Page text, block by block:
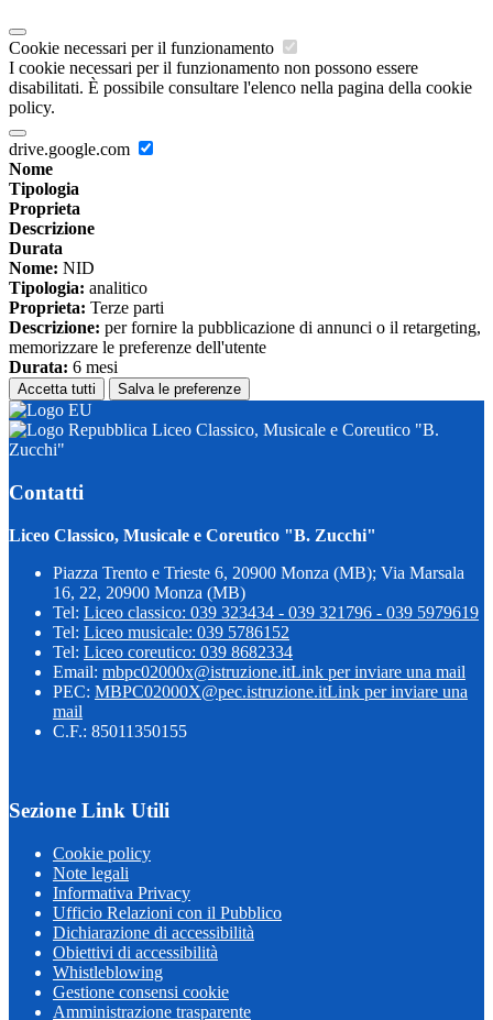
Cookie necessari per il funzionamento
I cookie necessari per il funzionamento non possono essere
disabilitati. È possibile consultare l'elenco nella pagina della cookie
policy.
drive.google.com
Nome
Tipologia
Proprieta
Descrizione
Durata
Nome: NID
Tipologia: analitico
Proprieta: Terze parti
Descrizione: per fornire la pubblicazione di annunci o il retargeting,
memorizzare le preferenze dell'utente
Durata: 6 mesi
Accetta tutti Salva le preferenze
Liceo Classico, Musicale e Coreutico "B.
Zucchi"
Contatti
Liceo Classico, Musicale e Coreutico "B. Zucchi"
Piazza Trento e Trieste 6, 20900 Monza (MB); Via Marsala
16, 22, 20900 Monza (MB)
Tel: Liceo classico: 039 323434 - 039 321796 - 039 5979619
Tel: Liceo musicale: 039 5786152
Tel: Liceo coreutico: 039 8682334
Email: mbpc02000x@istruzione.itLink per inviare una mail
PEC: MBPC02000X@pec.istruzione.itLink per inviare una
mail
C.F.: 85011350155
Sezione Link Utili
Cookie policy
Note legali
Informativa Privacy
Ufficio Relazioni con il Pubblico
Dichiarazione di accessibilità
Obiettivi di accessibilità
Whistleblowing
Gestione consensi cookie
Amministrazione trasparente